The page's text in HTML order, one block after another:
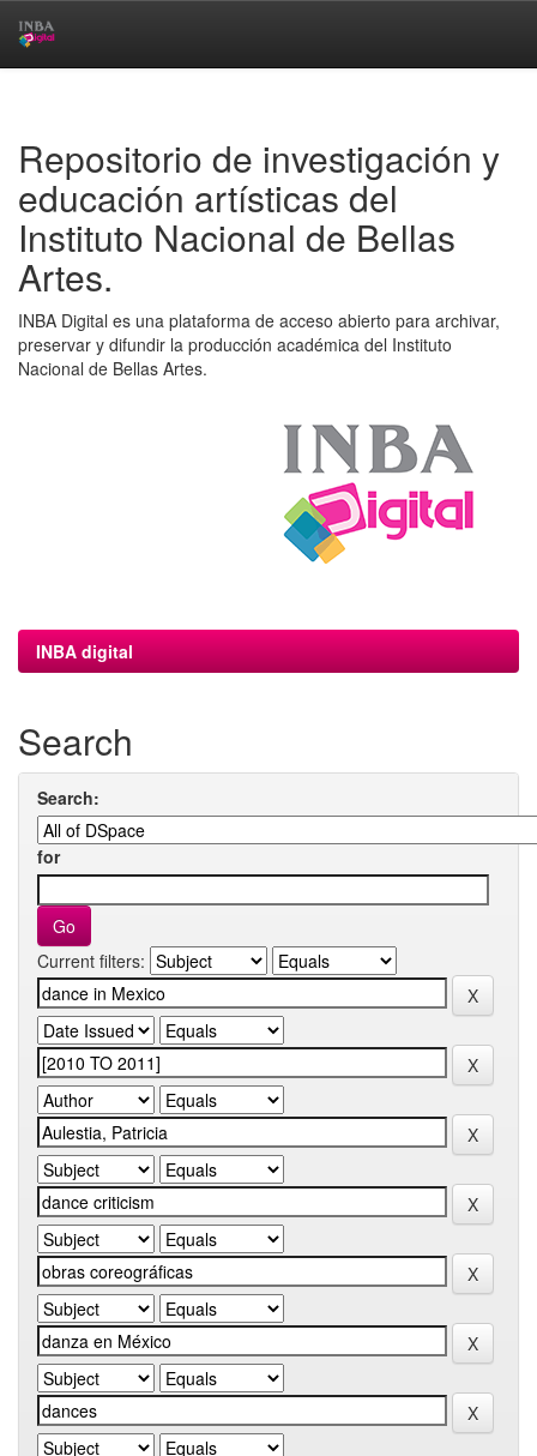
Repositorio de investigación y
educación artísticas del
Instituto Nacional de Bellas
Artes.
INBA Digital es una plataforma de acceso abierto para archivar,
preservar y difundir la producción académica del Instituto
Nacional de Bellas Artes.
INBA digital
Search
Search:
for
Current filters: